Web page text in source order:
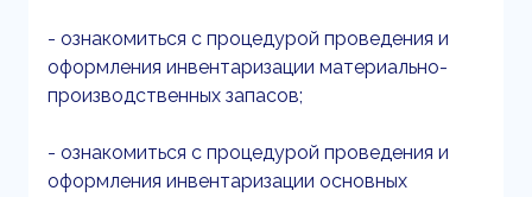
- ознакомиться с процедурой проведения и
оформления инвентаризации материально-
производственных запасов;
- ознакомиться с процедурой проведения и
оформления инвентаризации основных